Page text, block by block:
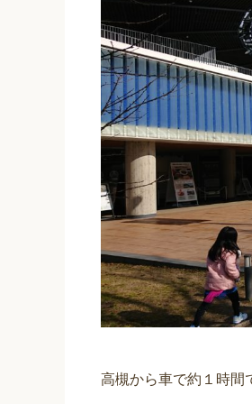
高槻から車で約１時間